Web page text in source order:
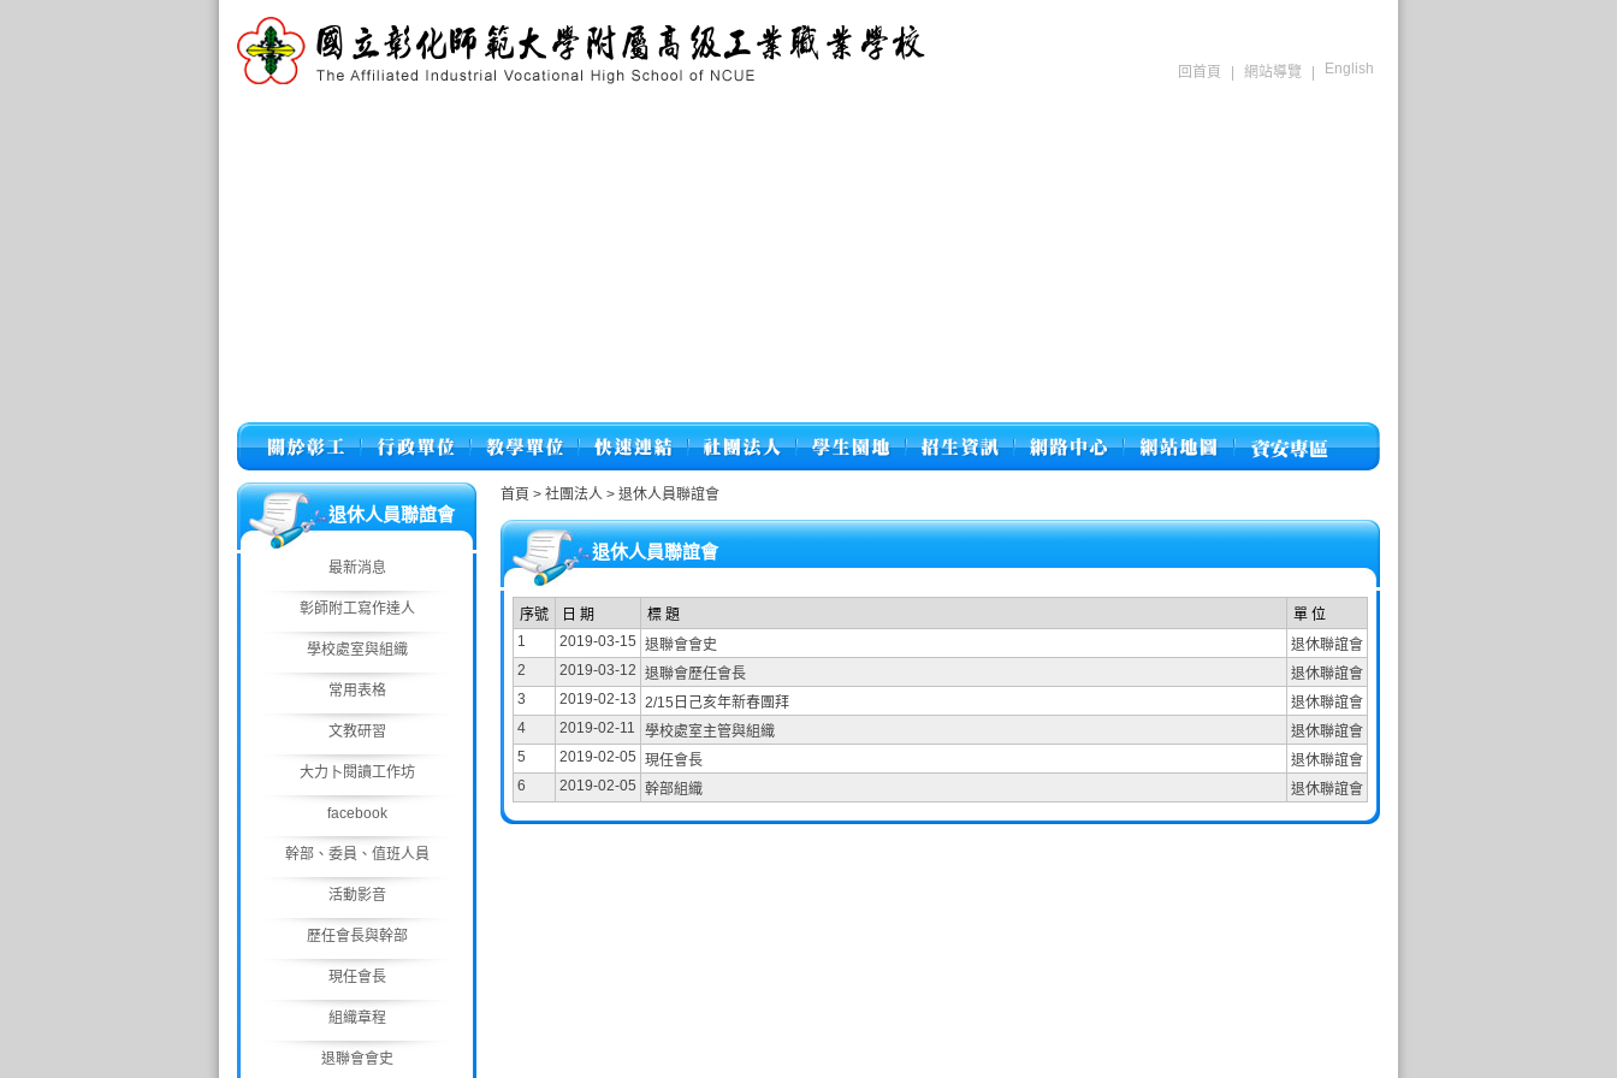
回首頁 網站導覽 English
退休人員聯誼會
最新消息
彰師附工寫作達人
學校處室與組織
常用表格
文教研習
大力卜閱讀工作坊
facebook
幹部、委員、值班人員
活動影音
歷任會長與幹部
現任會長
組織章程
退聯會會史
首頁 > 社團法人 > 退休人員聯誼會
退休人員聯誼會
序號 日 期 標 題
單 位
1
2019-03-15 退聯會會史
退休聯誼會
2
2019-03-12 退聯會歷任會長
退休聯誼會
3
2019-02-13 2/15日己亥年新春團拜
退休聯誼會
4
2019-02-11 學校處室主管與組織
退休聯誼會
5
2019-02-05 現任會長
退休聯誼會
6
2019-02-05 幹部組織 退休聯誼會